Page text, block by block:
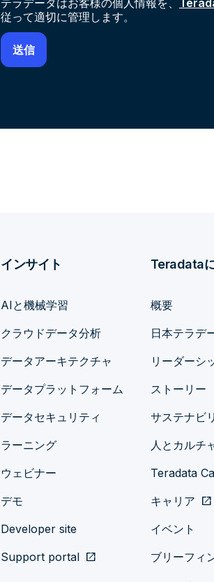
テラデータはお客様の個人情報を、
従って適切に管理します。
インサイト
AIと機械学習
クラウドデータ分析
データアーキテクチャ
データプラットフォーム
データセキュリティ
ラーニング
ウェビナー
デモ
Developer site
Support portal open_in_new
Teradata
概要
日本テラデ
リーダーシ
ストーリー
サステナビ
人とカルチ
Teradata
キャリア open_in_new
イベント
ブリーフィ